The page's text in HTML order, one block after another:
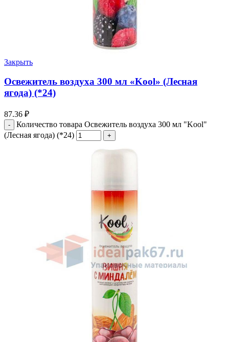
Закрыть
Освежитель воздуха 300 мл «Kool» (Лесная
ягода) (*24)
87.36 ₽
Количество товара Освежитель воздуха 300 мл "Kool"
(Лесная ягода) (*24)